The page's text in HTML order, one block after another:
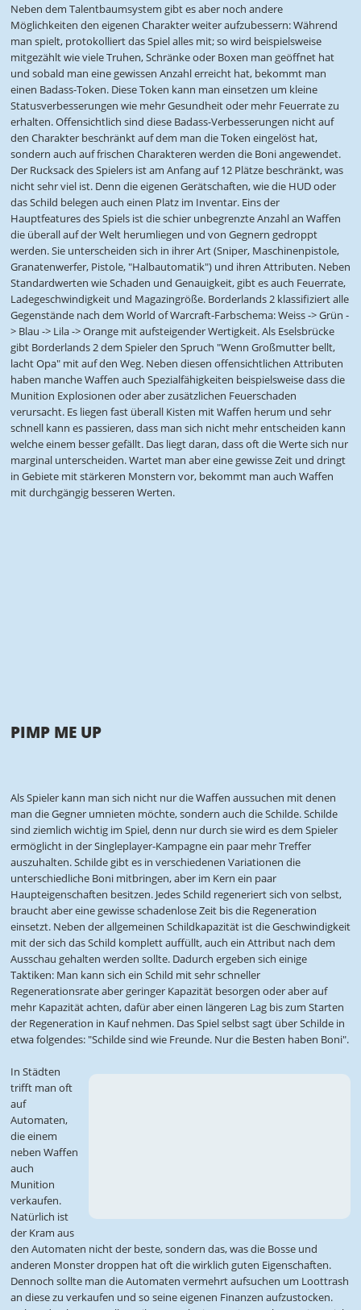
Neben dem Talentbaumsystem gibt es aber noch andere
Möglichkeiten den eigenen Charakter weiter aufzubessern: Während
man spielt, protokolliert das Spiel alles mit; so wird beispielsweise
mitgezählt wie viele Truhen, Schränke oder Boxen man geöffnet hat
und sobald man eine gewissen Anzahl erreicht hat, bekommt man
einen Badass-Token. Diese Token kann man einsetzen um kleine
Statusverbesserungen wie mehr Gesundheit oder mehr Feuerrate zu
erhalten. Offensichtlich sind diese Badass-Verbesserungen nicht auf
den Charakter beschränkt auf dem man die Token eingelöst hat,
sondern auch auf frischen Charakteren werden die Boni angewendet.
Der Rucksack des Spielers ist am Anfang auf 12 Plätze beschränkt, was
nicht sehr viel ist. Denn die eigenen Gerätschaften, wie die HUD oder
das Schild belegen auch einen Platz im Inventar. Eins der
Hauptfeatures des Spiels ist die schier unbegrenzte Anzahl an Waffen
die überall auf der Welt herumliegen und von Gegnern gedroppt
werden. Sie unterscheiden sich in ihrer Art (Sniper, Maschinenpistole,
Granatenwerfer, Pistole, "Halbautomatik") und ihren Attributen. Neben
Standardwerten wie Schaden und Genauigkeit, gibt es auch Feuerrate,
Ladegeschwindigkeit und Magazingröße. Borderlands 2 klassifiziert alle
Gegenstände nach dem World of Warcraft-Farbschema: Weiss -> Grün -
> Blau -> Lila -> Orange mit aufsteigender Wertigkeit. Als Eselsbrücke
gibt Borderlands 2 dem Spieler den Spruch "Wenn Großmutter bellt,
lacht Opa" mit auf den Weg. Neben diesen offensichtlichen Attributen
haben manche Waffen auch Spezialfähigkeiten beispielsweise dass die
Munition Explosionen oder aber zusätzlichen Feuerschaden
verursacht. Es liegen fast überall Kisten mit Waffen herum und sehr
schnell kann es passieren, dass man sich nicht mehr entscheiden kann
welche einem besser gefällt. Das liegt daran, dass oft die Werte sich nur
marginal unterscheiden. Wartet man aber eine gewisse Zeit und dringt
in Gebiete mit stärkeren Monstern vor, bekommt man auch Waffen
mit durchgängig besseren Werten.
PIMP ME UP
Als Spieler kann man sich nicht nur die Waffen aussuchen mit denen
man die Gegner umnieten möchte, sondern auch die Schilde. Schilde
sind ziemlich wichtig im Spiel, denn nur durch sie wird es dem Spieler
ermöglicht in der Singleplayer-Kampagne ein paar mehr Treffer
auszuhalten. Schilde gibt es in verschiedenen Variationen die
unterschiedliche Boni mitbringen, aber im Kern ein paar
Haupteigenschaften besitzen. Jedes Schild regeneriert sich von selbst,
braucht aber eine gewisse schadenlose Zeit bis die Regeneration
einsetzt. Neben der allgemeinen Schildkapazität ist die Geschwindigkeit
mit der sich das Schild komplett auffüllt, auch ein Attribut nach dem
Ausschau gehalten werden sollte. Dadurch ergeben sich einige
Taktiken: Man kann sich ein Schild mit sehr schneller
Regenerationsrate aber geringer Kapazität besorgen oder aber auf
mehr Kapazität achten, dafür aber einen längeren Lag bis zum Starten
der Regeneration in Kauf nehmen. Das Spiel selbst sagt über Schilde in
etwa folgendes: "Schilde sind wie Freunde. Nur die Besten haben Boni".
In Städten
trifft man oft
auf
Automaten,
die einem
neben Waffen
auch
Munition
verkaufen.
Natürlich ist
der Kram aus
den Automaten nicht der beste, sondern das, was die Bosse und
anderen Monster droppen hat oft die wirklich guten Eigenschaften.
Dennoch sollte man die Automaten vermehrt aufsuchen um Loottrash
an diese zu verkaufen und so seine eigenen Finanzen aufzustocken.